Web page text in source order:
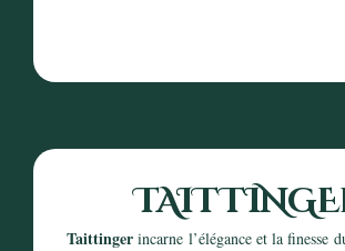
Taittinger incarne l’élégance et la finesse